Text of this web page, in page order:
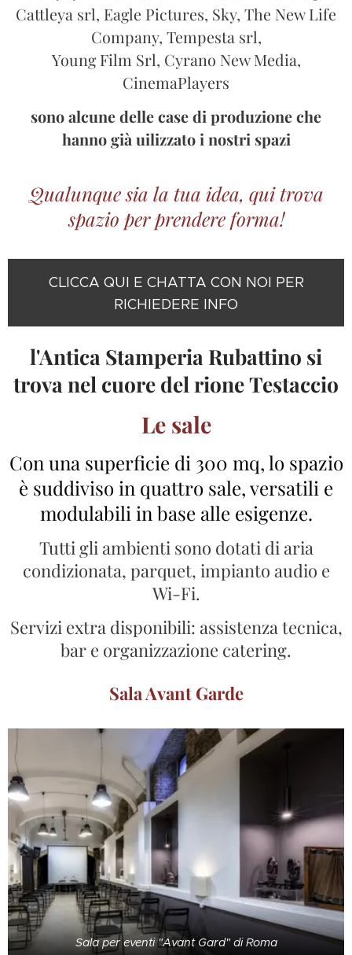
Cattleya srl, Eagle Pictures, Sky, The New Life
Company, Tempesta srl,
Young Film Srl, Cyrano New Media,
CinemaPlayers
sono alcune delle case di produzione che
hanno già uilizzato i nostri spazi
Qualunque sia la tua idea, qui trova
spazio per prendere forma!
CLICCA QUI E CHATTA CON NOI PER
RICHIEDERE INFO
l'Antica Stamperia Rubattino si
trova nel cuore del rione Testaccio
Le sale
Con una superficie di 300 mq, lo spazio
è suddiviso in quattro sale, versatili e
modulabili in base alle esigenze.
Tutti gli ambienti sono dotati di aria
condizionata, parquet, impianto audio e
Wi-Fi.
Servizi extra disponibili: assistenza tecnica,
bar e organizzazione catering.
Sala Avant Garde
Sala per eventi "Avant Gard" di Roma